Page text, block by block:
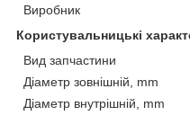
Виробник
Користувальницькі
Вид запчастини
Діаметр зовнішній, mm
Діаметр внутрішній, mm